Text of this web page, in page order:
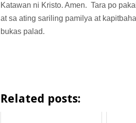
Katawan ni Kristo. Amen. Tara po
at sa ating sariling pamilya at
bukas palad.
Related posts: